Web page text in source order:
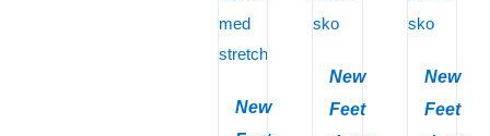
New
New
Feet
New
Feet